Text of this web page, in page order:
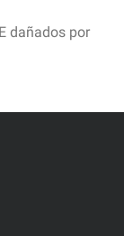
dañados por